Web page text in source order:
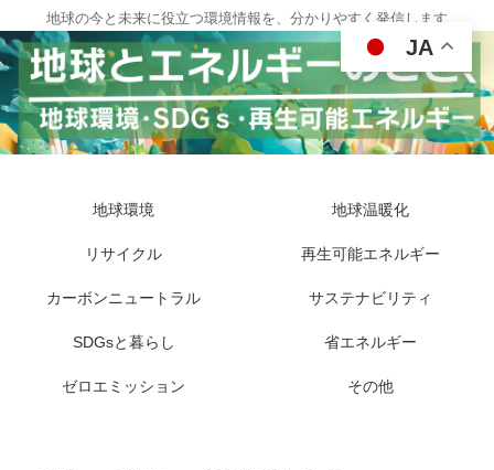
地球の今と未来に役立つ環境情報を、分かりやすく発信します
地球環境 地球温暖化
リサイクル 再生可能エネルギー
カーボンニュートラル サステナビリティ
SDGsと暮らし 省エネルギー
ゼロエミッション その他
JA